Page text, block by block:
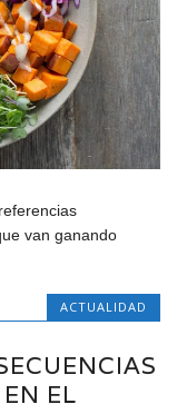
van ganando
ACTUALIDAD
EL